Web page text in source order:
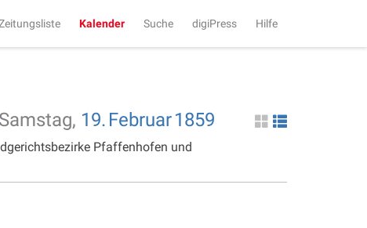
Kalender Suche digiPress Hilfe
Samstag, 19. Februar1859
Pfaffenhofen und